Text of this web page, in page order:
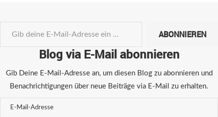
ABONNIEREN
Blog via E-Mail abonnieren
Gib Deine E-Mail-Adresse an, um diesen Blog zu abonnieren und
Benachrichtigungen über neue Beiträge via E-Mail zu erhalten.